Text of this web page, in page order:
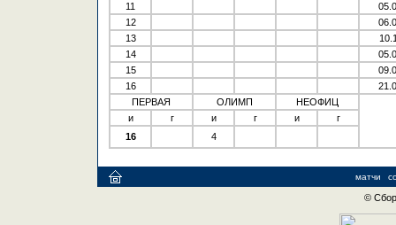
11
12
13
14
15
16
ПЕРВАЯ
ОЛИМП
НЕОФИЦ
и
г и г и
г
16
4
матчи
©